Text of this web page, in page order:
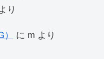
り
に m より